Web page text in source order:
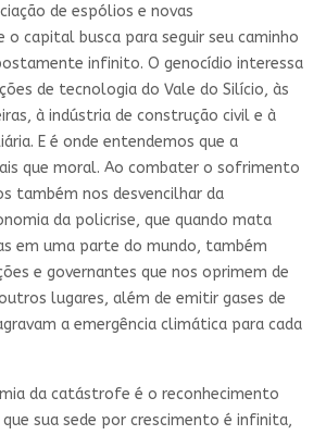
de espólios e novas
o capital busca para seguir seu caminho
infinito. O genocídio interessa
de tecnologia do Vale do Silício, às
à indústria de construção civil e à
E é onde entendemos que a
que moral. Ao combater o sofrimento
também nos desvencilhar da
da policrise, que quando mata
em uma parte do mundo, também
e governantes que nos oprimem de
lugares, além de emitir gases de
a emergência climática para cada
da catástrofe é o reconhecimento
sua sede por crescimento é infinita,